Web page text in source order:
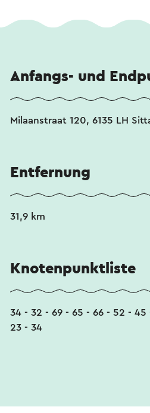
Anfangs- und
Milaanstraat 120, 6135 LH
Entfernung
31,9 km
Knotenpunktliste
34 - 32 - 69 - 65 - 66 - 52 - 45
23 - 34